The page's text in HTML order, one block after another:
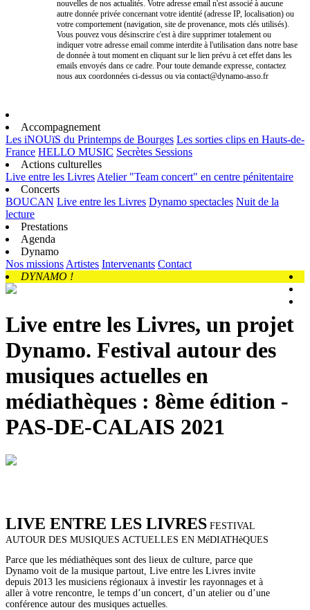
nouvelles de nos actualités. Votre adresse email n'est associé à aucune
autre donnée privée concernant votre identité (adresse IP, localisation) ou
votre comportement (navigation, site de provenance, mots clés utilisés).
Vous pouvez vous désinscrire c'est à dire supprimer totalement ou
indiquer votre adresse email comme interdite à l'utilisation dans notre base
de donnée à tout moment en cliquant sur le lien prévu à cet effet dans les
emails envoyés dans ce cadre. Pour toute demande expresse, contactez
nous aux coordonnées ci-dessus ou via contact@dynamo-asso.fr
Accompagnement
Les iNOUïS du Printemps de Bourges Les sorties clips en Hauts-de-
France HELLO MUSIC Secrètes Sessions
Actions culturelles
Live entre les Livres Atelier "Team concert" en centre pénitentaire
Concerts
BOUCAN Live entre les Livres Dynamo spectacles Nuit de la
lecture
Prestations
Agenda
Dynamo
Nos missions Artistes Intervenants Contact
DYNAMO !
Live entre les Livres, un projet
Dynamo. Festival autour des
musiques actuelles en
médiathèques : 8ème édition -
PAS-DE-CALAIS 2021
LIVE ENTRE LES LIVRES FESTIVAL
AUTOUR DES MUSIQUES ACTUELLES EN MéDIATHèQUES
Parce que les médiathèques sont des lieux de culture, parce que
Dynamo voit de la musique partout, Live entre les Livres invite
depuis 2013 les musiciens régionaux à investir les rayonnages et à
aller à votre rencontre, le temps d’un concert, d’un atelier ou d’une
conférence autour des musiques actuelles.